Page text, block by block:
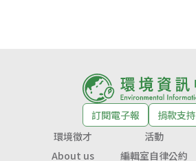
訂閱電子報
捐款支持
環境徵才
活動
About us
編輯室自律公約